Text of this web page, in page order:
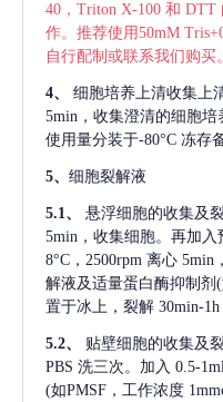
40，Triton X-100 和
作。推荐使用50mM
自行配制或联系我们购买。
4、 细胞培养上清收集上
5min，收集澄清的细胞
使用量分装于-80°C 冻存
5、 细胞裂解液
5.1、 悬浮细胞的收集及裂
5min，收集细胞。再加
8°C，2500rpm 离心
解液及适量蛋白酶抑制剂
置于冰上，裂解 30min-
5.2、
贴壁细胞的收集及
PBS 洗三次。加入 0.5-
(如PMSF，工作浓度